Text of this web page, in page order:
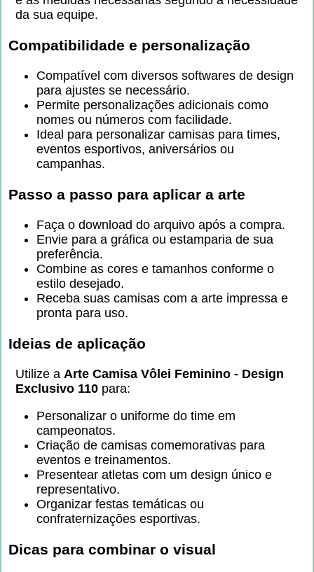
da sua equipe.
Compatibilidade e personalização
Compatível com diversos softwares de design
para ajustes se necessário.
Permite personalizações adicionais como
nomes ou números com facilidade.
Ideal para personalizar camisas para times,
eventos esportivos, aniversários ou
campanhas.
Passo a passo para aplicar a arte
Faça o download do arquivo após a compra.
Envie para a gráfica ou estamparia de sua
preferência.
Combine as cores e tamanhos conforme o
estilo desejado.
Receba suas camisas com a arte impressa e
pronta para uso.
Ideias de aplicação
Utilize a Arte Camisa Vôlei Feminino - Design
Exclusivo 110 para:
Personalizar o uniforme do time em
campeonatos.
Criação de camisas comemorativas para
eventos e treinamentos.
Presentear atletas com um design único e
representativo.
Organizar festas temáticas ou
confraternizações esportivas.
Dicas para combinar o visual